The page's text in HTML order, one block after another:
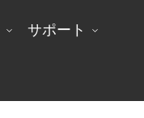
サポート